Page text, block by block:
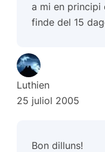
a mi en principi
finde del 15
Luthien
25 juliol 2005
Bon dilluns!